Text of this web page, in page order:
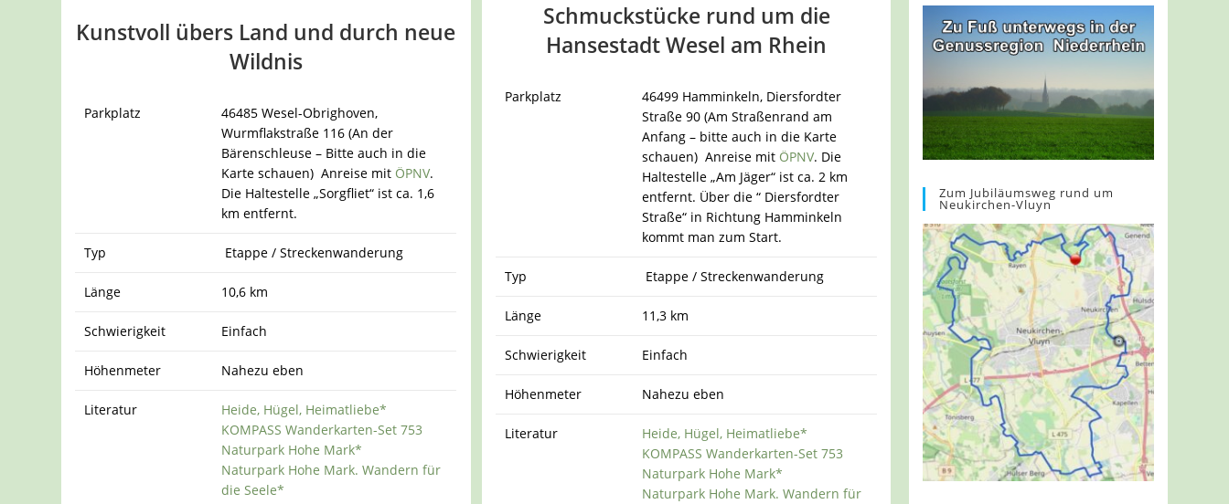
Kunstvoll übers Land und durch neue
Wildnis
Parkplatz
46485 Wesel-Obrighoven,
Wurmflakstraße 116 (An der
Bärenschleuse – Bitte auch in die
Karte schauen) Anreise mit ÖPNV.
Die Haltestelle „Sorgfliet“ ist ca. 1,6
km entfernt.
Typ Etappe / Streckenwanderung
Länge 10,6 km
Schwierigkeit Einfach
Höhenmeter Nahezu eben
Literatur
Heide, Hügel, Heimatliebe*
KOMPASS Wanderkarten-Set 753
Naturpark Hohe Mark*
Naturpark Hohe Mark. Wandern für
die Seele*
Schmuckstücke rund um die
Hansestadt Wesel am Rhein
Parkplatz
46499 Hamminkeln, Diersfordter
Straße 90 (Am Straßenrand am
Anfang – bitte auch in die Karte
schauen) Anreise mit ÖPNV. Die
Haltestelle „Am Jäger“ ist ca. 2 km
entfernt. Über die “ Diersfordter
Straße“ in Richtung Hamminkeln
kommt man zum Start.
Typ Etappe / Streckenwanderung
Länge 11,3 km
Schwierigkeit Einfach
Höhenmeter Nahezu eben
Literatur
Heide, Hügel, Heimatliebe*
KOMPASS Wanderkarten-Set 753
Naturpark Hohe Mark*
Naturpark Hohe Mark. Wandern für
Zum Jubiläumsweg rund um
Neukirchen-Vluyn